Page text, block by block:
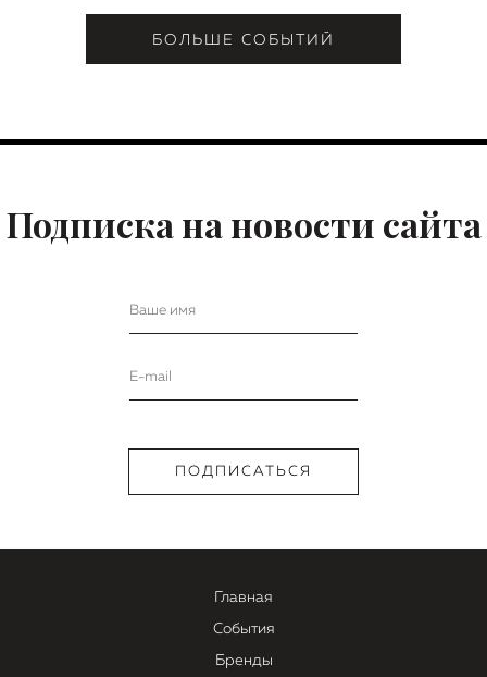
БОЛЬШЕ СОБЫТИЙ
Подписка на новости сайта
Главная
События
Бренды